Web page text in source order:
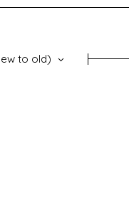
to old)